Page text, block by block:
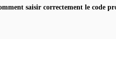
saisir correctement le code